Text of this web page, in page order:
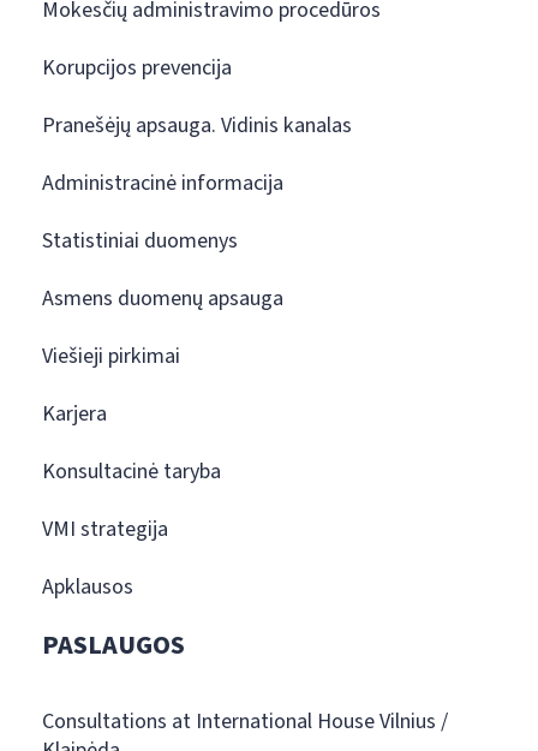
Mokesčių administravimo procedūros
Korupcijos prevencija
Pranešėjų apsauga. Vidinis kanalas
Administracinė informacija
Statistiniai duomenys
Asmens duomenų apsauga
Viešieji pirkimai
Karjera
Konsultacinė taryba
VMI strategija
Apklausos
PASLAUGOS
Consultations at International House Vilnius /